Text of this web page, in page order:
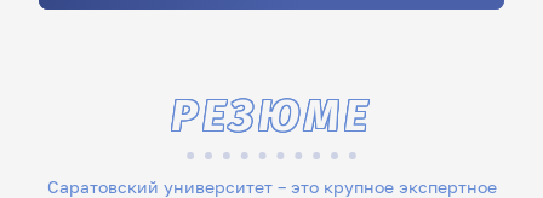
Саратовский университет – это крупное экспертное
РЕЗЮМЕ